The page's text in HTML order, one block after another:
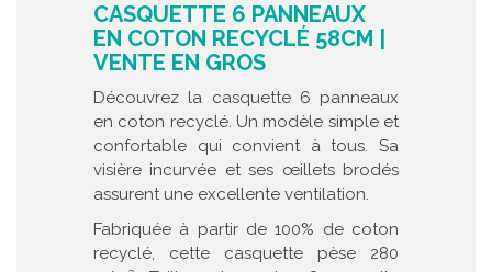
CASQUETTE 6 PANNEAUX
EN COTON RECYCLÉ 58CM |
VENTE EN GROS
Découvrez la casquette 6 panneaux
en coton recyclé. Un modèle simple et
confortable qui convient à tous. Sa
visière incurvée et ses œillets brodés
assurent une excellente ventilation.
Fabriquée à partir de 100% de coton
recyclé, cette casquette pèse 280